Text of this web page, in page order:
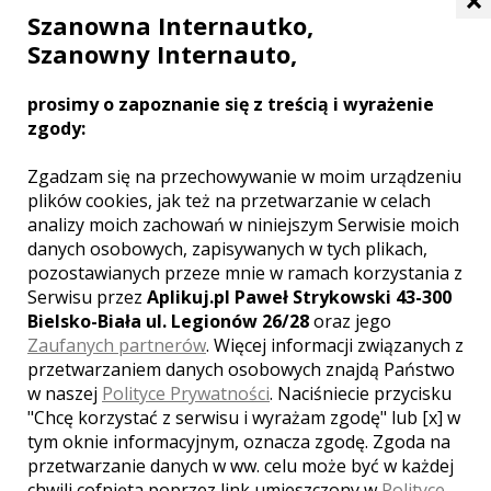
Hotel Royal Baltic 4* Luxury Boutique
Ustka
wypoczynek oraz do skorzystania z oferty organizacji przyjęć
okolicznościowych.
Są nad Bałtykiem miejsca magiczne i niezwykłe. Jednym z
nich jest stworzony specjalnie dla Państwa Royal Baltic.
Do przepięknego sosnowego lasu, czystych, usteckich
plaż i szumu oddalonego o 150 m morza dodaliśmy
komfort, luksus i harmonię...
miejsca noclegowe
parking
kuchnia
Liczba miejsc
Szanowna Internautko,
Szanowny Internauto,
prosimy o zapoznanie się z treścią i wyrażenie
zgody:
Zgadzam się na przechowywanie w moim urządzeniu
plików cookies, jak też na przetwarzanie w celach
analizy moich zachowań w niniejszym Serwisie moich
danych osobowych, zapisywanych w tych plikach,
pozostawianych przeze mnie w ramach korzystania z
Serwisu przez Aplikuj.pl Paweł Strykowski 43-300
Bielsko-Biała ul. Legionów 26/28oraz jego
Zaufanych partnerów. Więcej informacji związanych z
przetwarzaniem danych osobowych znajdą Państwo
w naszej Polityce Prywatności. Naciśniecie przycisku
"Chcę korzystać z serwisu i wyrażam zgodę" lub [x] w
tym oknie informacyjnym, oznacza zgodę. Zgoda na
przetwarzanie danych w ww. celu może być w każdej